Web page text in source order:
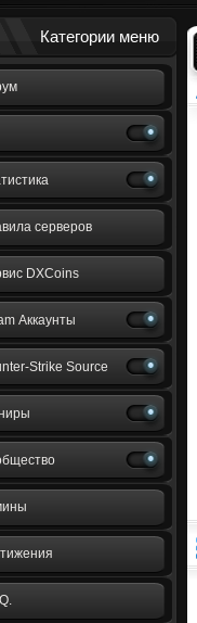
Категории меню
серверов
DXCoins
Аккаунты
Strike Source